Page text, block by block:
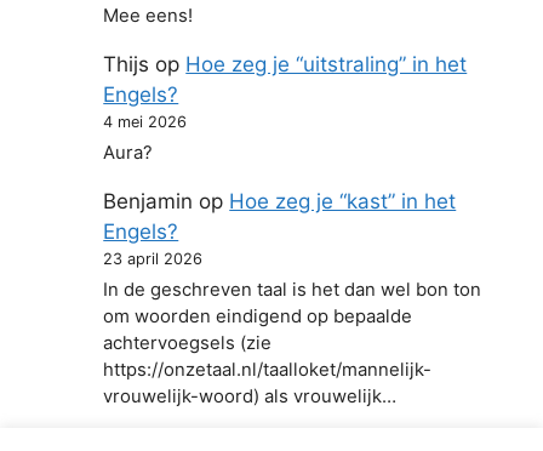
Mee eens!
Thijs op Hoe zeg je “uitstraling” in het
Engels?
4 mei 2026
Aura?
Benjamin op Hoe zeg je “kast” in het
Engels?
23 april 2026
In de geschreven taal is het dan wel bon ton
om woorden eindigend op bepaalde
achtervoegsels (zie
https://onzetaal.nl/taalloket/mannelijk-
vrouwelijk-woord) als vrouwelijk…